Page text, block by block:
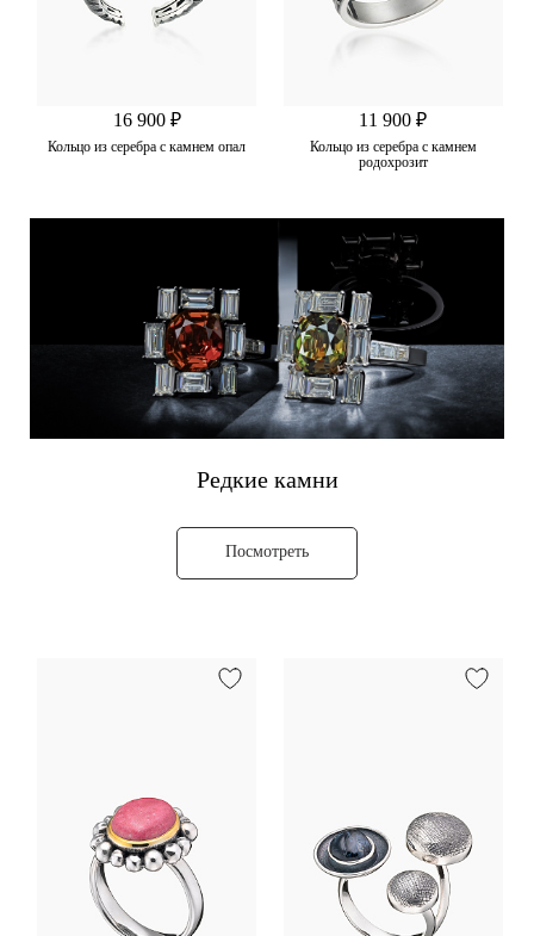
16 900 ₽
Кольцо из серебра с камнем опал
11 900 ₽
Кольцо из серебра с камнем
родохрозит
Редкие камни
Посмотреть